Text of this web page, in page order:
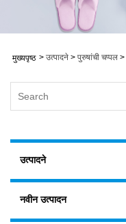
मुख्यपृष्ठ > उत्पादने > पुरुषांची चप्पल >
उत्पादने
नवीन उत्पादन